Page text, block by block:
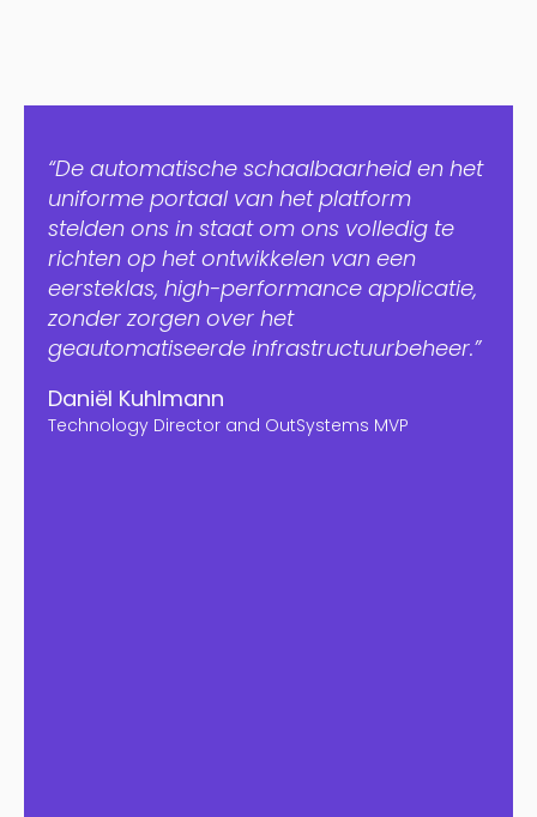
“De automatische schaalbaarheid en het
uniforme portaal van het platform
stelden ons in staat om ons volledig te
richten op het ontwikkelen van een
eersteklas, high-performance applicatie,
zonder zorgen over het
geautomatiseerde infrastructuurbeheer.”
Daniël Kuhlmann
Technology Director and OutSystems MVP